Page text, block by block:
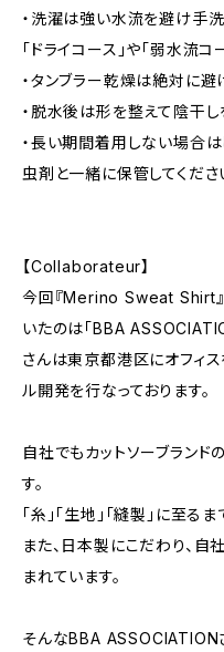
・洗濯は強い水流を避け手
「ドライコース」や「弱水流コ
・タンブラー乾燥は絶対に避
・脱水後は形を整えて陰干し
・長い期間着用しない場合
虫剤と一緒に保管してくださ
【Collaborateur】
今回『Merino Sweat Shirt
いたのは「BBA
さんは東京都港区にオフィ
ル開発を行なっております。
自社でもカットソーブラン
す。
｢糸｣｢生地｣｢縫製｣に至るま
また、日本製にこだわり、
まれています。
そんなBBA ASSOCIATION